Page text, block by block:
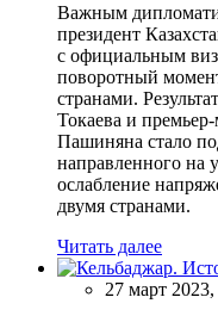
Важным
президент
с официальным
поворотный
странами.
Токаева и
Пашиняна стало
направленного на
ослабление
двумя странами.
Читать далее
27 март